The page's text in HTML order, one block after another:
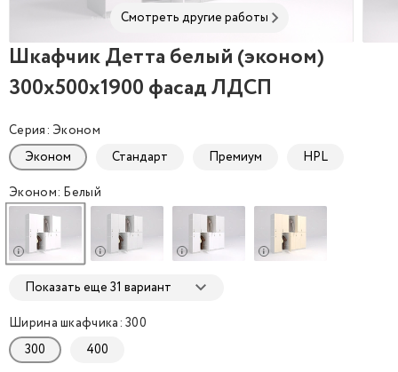
Шкафчик Детта белый (эконом) 300x500x1900
Смотреть другие работы
Шкафчик Детта белый (эконом)
300x500x1900 фасад ЛДСП
Серия: Эконом
Эконом
Стандарт Премиум
HPL
Эконом: Белый
Показать еще 31 вариант
Ширина шкафчика: 300
300
400